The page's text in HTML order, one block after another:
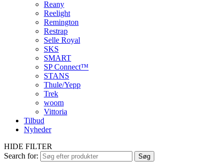
Reany
Reelight
Remington
Restrap
Selle Royal
SKS
SMART
SP Connect™
STANS
Thule/Yepp
Trek
woom
Vittoria
Tilbud
Nyheder
HIDE FILTER
Search for:
Søg